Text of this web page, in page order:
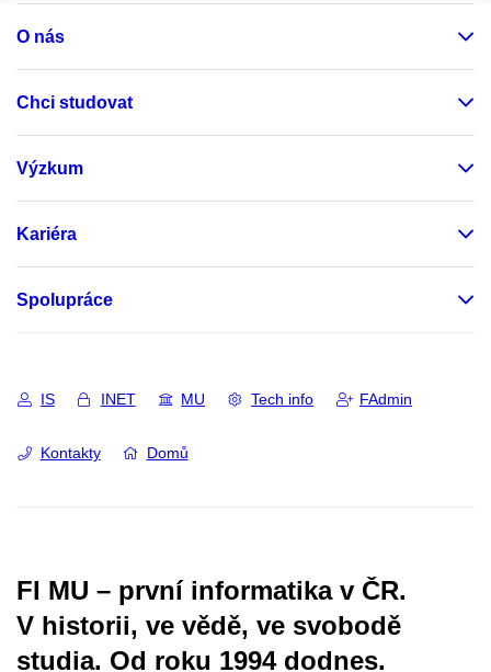
O nás
Chci studovat
Výzkum
Kariéra
Spolupráce
IS INET MU Tech info FAdmin
Kontakty Domů
FI MU – první informatika v ČR.
V historii, ve vědě, ve svobodě
studia. Od roku 1994 dodnes.